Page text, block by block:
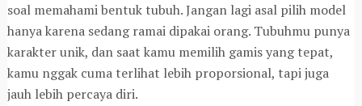
soal memahami bentuk tubuh. Jangan lagi asal pilih model
hanya karena sedang ramai dipakai orang. Tubuhmu punya
karakter unik, dan saat kamu memilih gamis yang tepat,
kamu nggak cuma terlihat lebih proporsional, tapi juga
jauh lebih percaya diri.